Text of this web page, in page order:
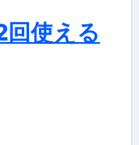
回使える